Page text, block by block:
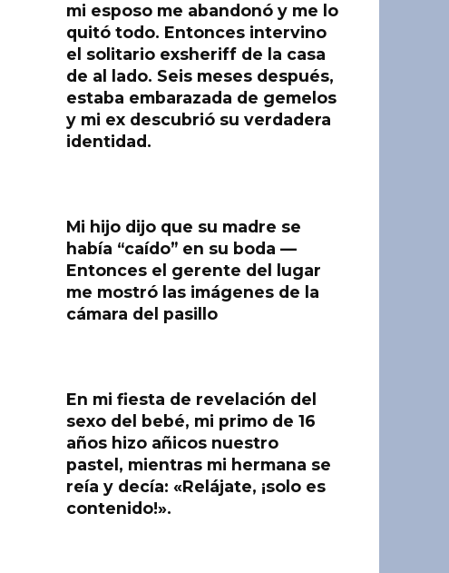
mi esposo me abandonó y me lo
quitó todo. Entonces intervino
el solitario exsheriff de la casa
de al lado. Seis meses después,
estaba embarazada de gemelos
y mi ex descubrió su verdadera
identidad.
Mi hijo dijo que su madre se
había “caído” en su boda —
Entonces el gerente del lugar
me mostró las imágenes de la
cámara del pasillo
En mi fiesta de revelación del
sexo del bebé, mi primo de 16
años hizo añicos nuestro
pastel, mientras mi hermana se
reía y decía: «Relájate, ¡solo es
contenido!».